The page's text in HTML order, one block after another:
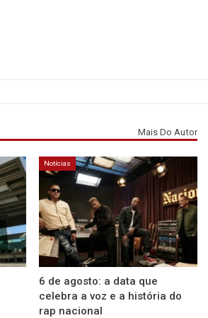
Mais Do Autor
Notícias
6 de agosto: a data que
celebra a voz e a história do
rap nacional